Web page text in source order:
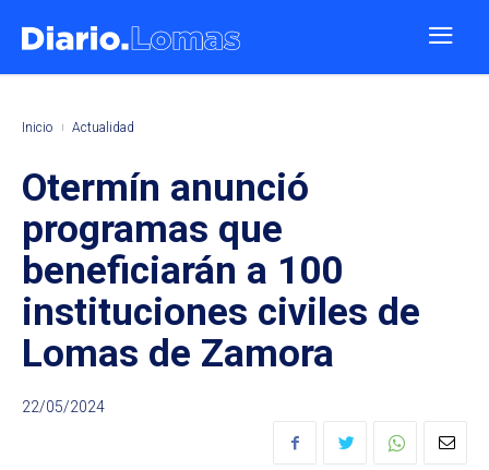
Inicio Actualidad
Otermín anunció
programas que
beneficiarán a 100
instituciones civiles de
Lomas de Zamora
22/05/2024